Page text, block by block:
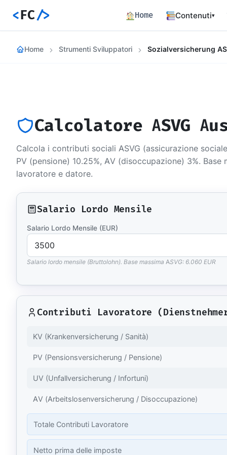
<FC/> Home Contenuti▾
Architettura
Articoli
Percorsi
Learning
Career
10 guide
Knowledge
dominio
Università
Home Strumenti Sviluppatori
Calcolatore ASVG
Calcola i contributi sociali ASVG (assicurazione
PV (pensione) 10.25%, AV (disoccupazione) 3%. Base
lavoratore e datore.
Salario Lordo Mensile
Salario Lordo Mensile (EUR)
Salario lordo mensile (Bruttolohn). Base massima ASVG: 6.060 EUR
Contributi Lavoratore
KV (Krankenversicherung / Sanità)
PV (Pensionsversicherung / Pensione)
UV (Unfallversicherung / Infortuni)
AV (Arbeitslosenversicherung / Disoccupazione)
Totale Contributi Lavoratore
Netto prima delle imposte